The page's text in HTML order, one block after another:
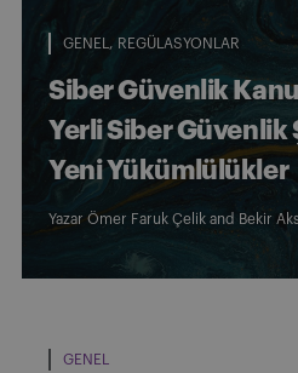
GENEL REGÜLASYONLAR
Siber Güvenlik
Yerli Siber
Yeni Yükümlülükler
Yazar Ömer Faruk Çelik and Bekir
GENEL